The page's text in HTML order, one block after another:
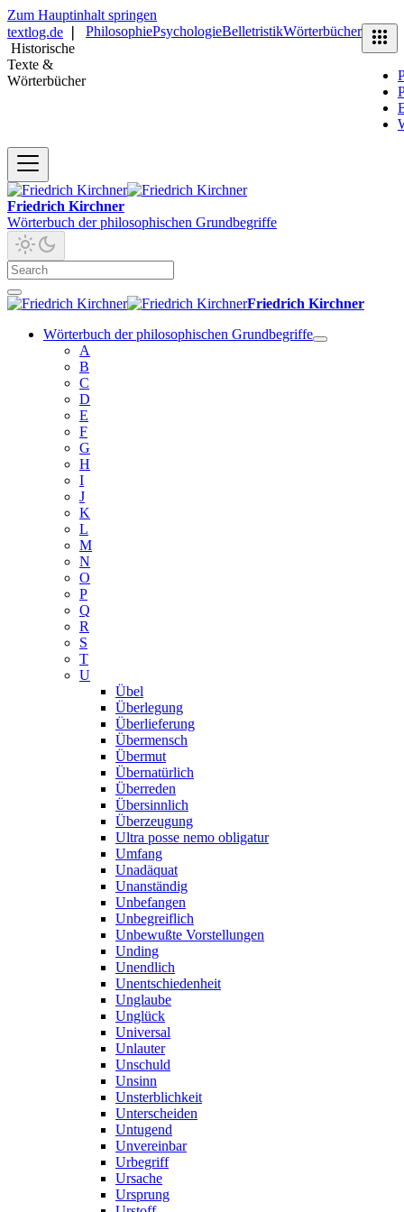
Zum Hauptinhalt springen
textlog.de
Historische
Texte &
Wörterbücher
PhilosophiePsychologieBelletristikWörterbücher
Friedrich Kirchner
Wörterbuch der philosophischen Grundbegriffe
Friedrich Kirchner
Wörterbuch der philosophischen Grundbegriffe
A
B
C
D
E
F
G
H
I
J
K
L
M
N
O
P
Q
R
S
T
U
Übel
Überlegung
Überlieferung
Übermensch
Übermut
Übernatürlich
Überreden
Übersinnlich
Überzeugung
Ultra posse nemo obligatur
Umfang
Unadäquat
Unanständig
Unbefangen
Unbegreiflich
Unbewußte Vorstellungen
Unding
Unendlich
Unentschiedenheit
Unglaube
Unglück
Universal
Unlauter
Unschuld
Unsinn
Unsterblichkeit
Unterscheiden
Untugend
Unvereinbar
Urbegriff
Ursache
Ursprung